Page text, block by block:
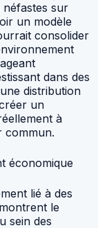
néfastes sur
un modèle
consolider
dans des
distribution
un
à
commun.
économique
lié à des
le
sein des